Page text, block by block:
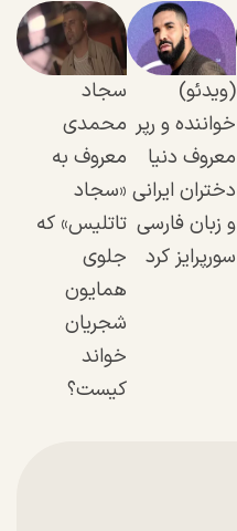
(ویدئو)
خواننده و رپر
معروف دنیا
دختران ایرانی
و زبان فارسی
سورپرایز کرد
سجاد
محمدی
معروف به
«سجاد
تاتلیس» که
جلوی
همایون
شجریان
خواند
کیست؟